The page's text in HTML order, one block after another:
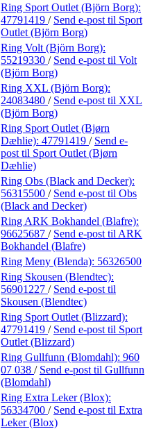
Ring Sport Outlet (Björn Borg):
47791419 / Send e-post til Sport
Outlet (Björn Borg)
Ring Volt (Björn Borg):
55219330 / Send e-post til Volt
(Björn Borg)
Ring XXL (Björn Borg):
24083480 / Send e-post til XXL
(Björn Borg)
Ring Sport Outlet (Bjørn
Dæhlie): 47791419 / Send e-
post til Sport Outlet (Bjørn
Dæhlie)
Ring Obs (Black and Decker):
56315500 / Send e-post til Obs
(Black and Decker)
Ring ARK Bokhandel (Blafre):
96625687 / Send e-post til ARK
Bokhandel (Blafre)
Ring Meny (Blenda): 56326500
Ring Skousen (Blendtec):
56901227 / Send e-post til
Skousen (Blendtec)
Ring Sport Outlet (Blizzard):
47791419 / Send e-post til Sport
Outlet (Blizzard)
Ring Gullfunn (Blomdahl): 960
07 038 / Send e-post til Gullfunn
(Blomdahl)
Ring Extra Leker (Blox):
56334700 / Send e-post til Extra
Leker (Blox)